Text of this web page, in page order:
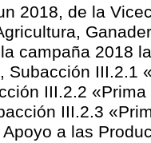
2018, de la
campaña 2018
Subacción III.2.1
III.2.2
III.2.3
a las